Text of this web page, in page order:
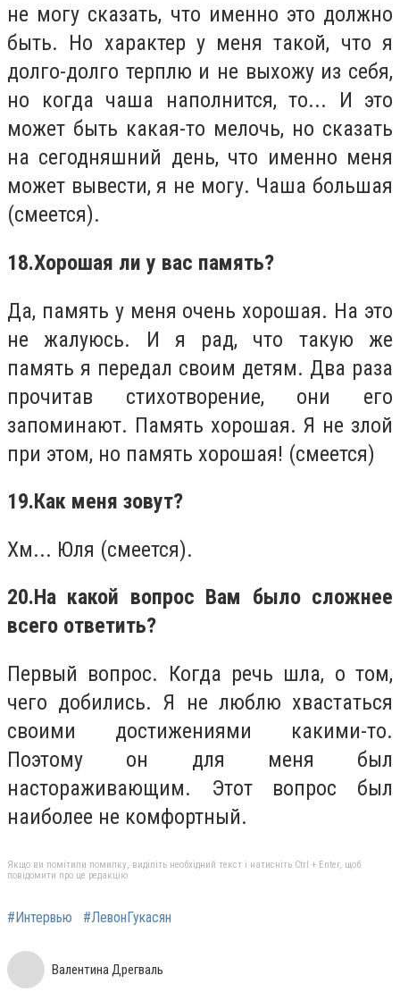
не могу сказать, что именно это должно
быть. Но характер у меня такой, что я
долго-долго терплю и не выхожу из себя,
но когда чаша наполнится, то... И это
может быть какая-то мелочь, но сказать
на сегодняшний день, что именно меня
может вывести, я не могу. Чаша большая
(смеется).
18.Хорошая ли у вас память?
Да, память у меня очень хорошая. На это
не жалуюсь. И я рад, что такую же
память я передал своим детям. Два раза
прочитав стихотворение, они его
запоминают. Память хорошая. Я не злой
при этом, но память хорошая! (смеется)
19.Как меня зовут?
Хм... Юля (смеется).
20.На какой вопрос Вам было сложнее
всего ответить?
Первый вопрос. Когда речь шла, о том,
чего добились. Я не люблю хвастаться
своими достижениями какими-то.
Поэтому он для меня был
настораживающим. Этот вопрос был
наиболее не комфортный.
Якщо ви помітили помилку, виділіть необхідний текст і натисніть Ctrl + Enter, щоб
повідомити про це редакцію
#Интервью #ЛевонГукасян
Валентина Дрегваль